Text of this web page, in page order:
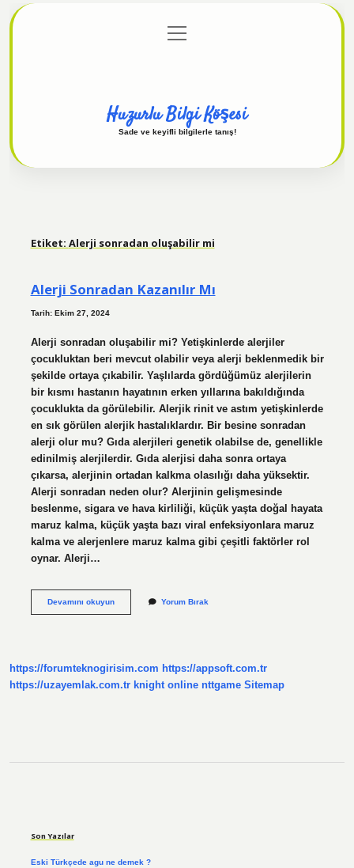
Gizlilik Politikası
menüyü
aç
Huzurlu Bilgi Köşesi
Sade ve keyifli bilgilerle tanış!
Etiket: Alerji sonradan oluşabilir mi
Alerji Sonradan Kazanılır Mı
Tarih: Ekim 27, 2024
Alerji sonradan oluşabilir mi? Yetişkinlerde alerjiler
çocukluktan beri mevcut olabilir veya alerji beklenmedik bir
şekilde ortaya çıkabilir. Yaşlılarda gördüğümüz alerjilerin
bir kısmı hastanın hayatının erken yıllarına bakıldığında
çocuklukta da görülebilir. Alerjik rinit ve astım yetişkinlerde
en sık görülen alerjik hastalıklardır. Bir besine sonradan
alerji olur mu? Gıda alerjileri genetik olabilse de, genellikle
edinilmiş alerjilerdir. Gıda alerjisi daha sonra ortaya
çıkarsa, alerjinin ortadan kalkma olasılığı daha yüksektir.
Alerji sonradan neden olur? Alerjinin gelişmesinde
beslenme, sigara ve hava kirliliği, küçük yaşta doğal hayata
maruz kalma, küçük yaşta bazı viral enfeksiyonlara maruz
kalma ve alerjenlere maruz kalma gibi çeşitli faktörler rol
oynar. Alerji…
Devamını okuyunAlerji
Yorum Bırak
https://forumteknogirisim.com https://appsoft.com.tr
https://uzayemlak.com.tr knight online nttgame Sitemap
Son Yazılar
Eski Türkçede agu ne demek ?